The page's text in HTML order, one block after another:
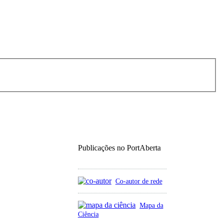
Publicações no PortAberta
Co-autor de rede
Mapa da
Ciência